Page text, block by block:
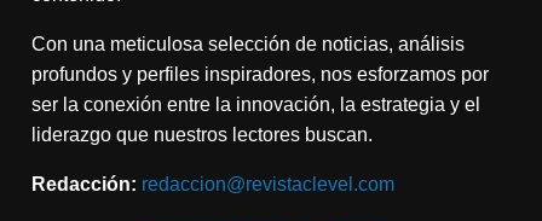
Con una meticulosa selección de noticias, análisis
profundos y perfiles inspiradores, nos esforzamos por
ser la conexión entre la innovación, la estrategia y el
liderazgo que nuestros lectores buscan.
Redacción: redaccion@revistaclevel.com